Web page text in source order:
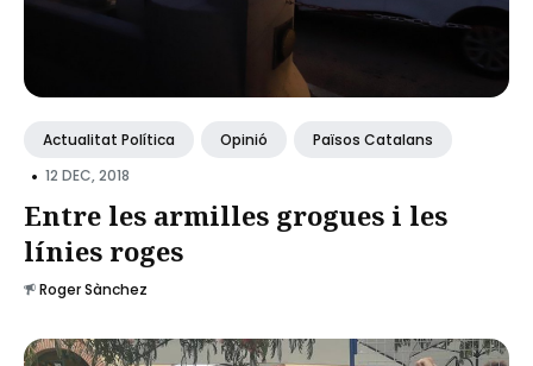
Actualitat Política Opinió Països Catalans
• 12 DEC, 2018
Entre les armilles grogues i les
línies roges
Roger Sànchez